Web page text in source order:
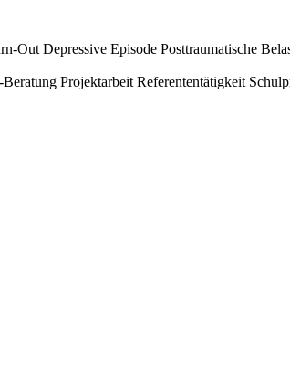
Out Depressive Episode Posttraumatische
Beratung Projektarbeit Referententätigkeit